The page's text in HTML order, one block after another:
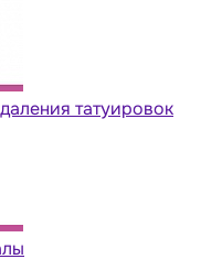
татуировок